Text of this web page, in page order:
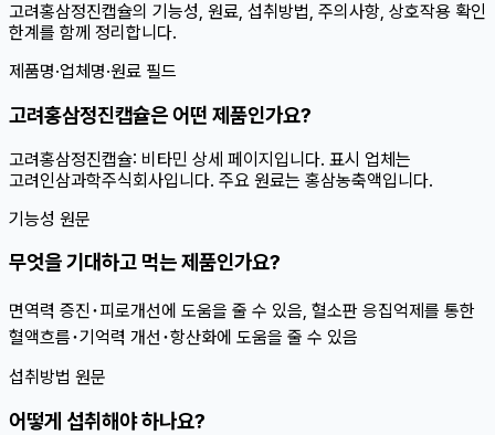
고려홍삼정진캡슐의 기능성, 원료, 섭취방법, 주의사항, 상호작용 확인
한계를 함께 정리합니다.
제품명·업체명·원료 필드
고려홍삼정진캡슐은 어떤 제품인가요?
고려홍삼정진캡슐: 비타민 상세 페이지입니다. 표시 업체는
고려인삼과학주식회사입니다. 주요 원료는 홍삼농축액입니다.
기능성 원문
무엇을 기대하고 먹는 제품인가요?
면역력 증진･피로개선에 도움을 줄 수 있음, 혈소판 응집억제를 통한
혈액흐름･기억력 개선･항산화에 도움을 줄 수 있음
섭취방법 원문
어떻게 섭취해야 하나요?